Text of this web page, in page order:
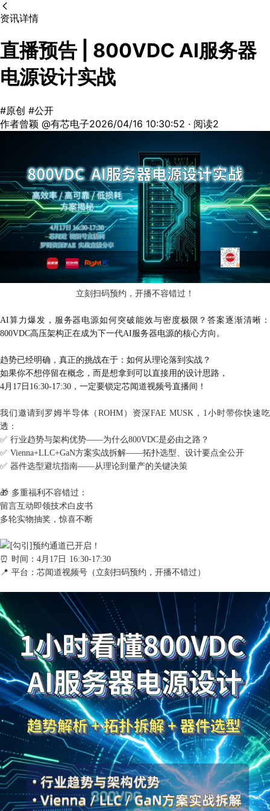
资讯详情
直播预告 | 800VDC AI服务器
电源设计实战
#原创 #公开
作者曾颖 @有芯电子2026/04/16 10:30:52 · 阅读2
立刻扫码预约，开播不容错过！
AI算力爆发，服务器电源如何突破能效与密度极限？答案逐渐清晰：
800VDC高压架构正在成为下一代AI服务器电源的核心方向。
趋势已经明确，真正的挑战在于：如何从理论落到实战？
如果你不想停留在概念，而是想拿到可以直接用的设计思路，
4月17日16:30-17:30，一定要锁定芯闻道视频号直播间！
我们邀请到罗姆半导体（ROHM）资深FAE MUSK，1小时带你快速吃
透：
✅ 行业趋势与架构优势——为什么800VDC是必由之路？
✅ Vienna+LLC+GaN方案实战拆解——拓扑选型、设计要点全公开
✅ 器件选型避坑指南——从理论到量产的关键决策
🎁 多重福利不容错过：
留言互动即领技术白皮书
多轮实物抽奖，惊喜不断
预约通道已开启！
⏰ 时间：4月17日 16:30-17:30
📍 平台：芯闻道视频号（立刻扫码预约，开播不错过）